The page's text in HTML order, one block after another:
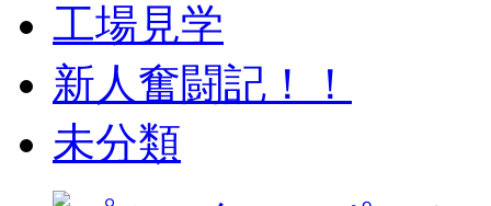
工場見学
新人奮闘記！！
未分類